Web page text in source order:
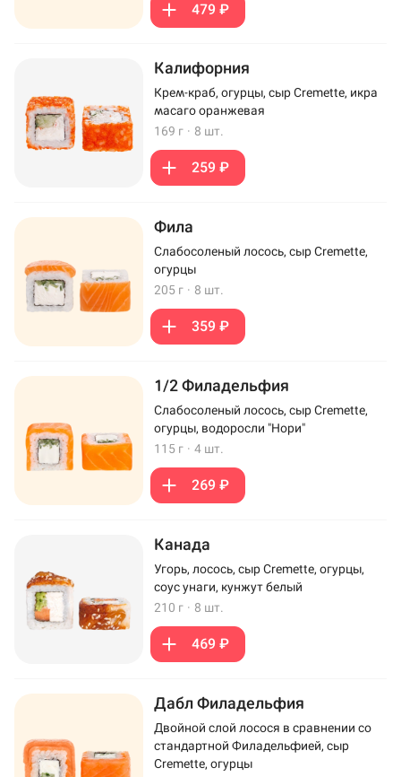
479 ₽
Калифорния
Крем-краб, огурцы, сыр Cremette, икра
масаго оранжевая
169 г · 8 шт.
259 ₽
Фила
Слабосоленый лосось, сыр Cremette,
огурцы
205 г · 8 шт.
359 ₽
1/2 Филадельфия
Слабосоленый лосось, сыр Cremette,
огурцы, водоросли "Нори"
115 г · 4 шт.
269 ₽
Канада
Угорь, лосось, сыр Cremette, огурцы,
соус унаги, кунжут белый
210 г · 8 шт.
469 ₽
Дабл Филадельфия
Двойной слой лосося в сравнении со
стандартной Филадельфией, сыр
Cremette, огурцы